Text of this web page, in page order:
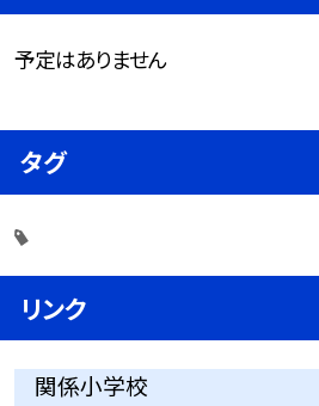
予定はありません
タグ
リンク
関係小学校